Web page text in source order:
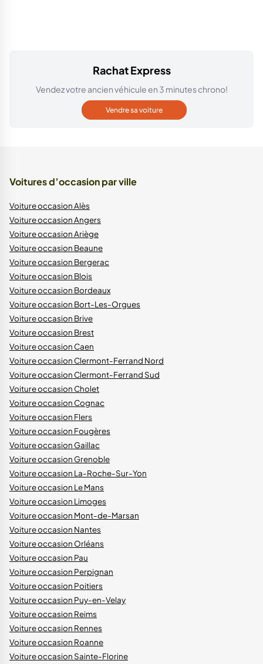
Rachat Express
Vendez votre ancien véhicule en 3 minutes chrono!
Vendre sa voiture
Voitures d’occasion par ville
Voiture occasion Alès
Voiture occasion Angers
Voiture occasion Ariège
Voiture occasion Beaune
Voiture occasion Bergerac
Voiture occasion Blois
Voiture occasion Bordeaux
Voiture occasion Bort-Les-Orgues
Voiture occasion Brive
Voiture occasion Brest
Voiture occasion Caen
Voiture occasion Clermont-Ferrand Nord
Voiture occasion Clermont-Ferrand Sud
Voiture occasion Cholet
Voiture occasion Cognac
Voiture occasion Flers
Voiture occasion Fougères
Voiture occasion Gaillac
Voiture occasion Grenoble
Voiture occasion La-Roche-Sur-Yon
Voiture occasion Le Mans
Voiture occasion Limoges
Voiture occasion Mont-de-Marsan
Voiture occasion Nantes
Voiture occasion Orléans
Voiture occasion Pau
Voiture occasion Perpignan
Voiture occasion Poitiers
Voiture occasion Puy-en-Velay
Voiture occasion Reims
Voiture occasion Rennes
Voiture occasion Roanne
Voiture occasion Sainte-Florine